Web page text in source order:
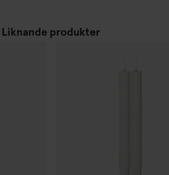
Liknande produkter